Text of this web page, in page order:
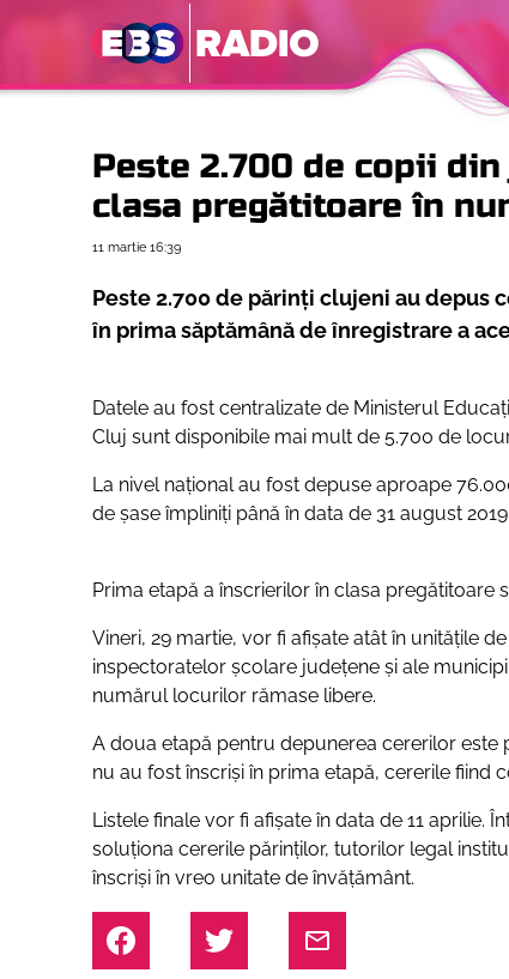
Peste 2.700 de copii
clasa pregătitoare în
11 martie 16:39
Peste 2.700 de părinți clujeni au depus
în prima săptămână de înregistrare a
Datele au fost centralizate de Ministerul
Cluj sunt disponibile mai mult de 5.700 de
La nivel național au fost depuse aproape
de șase împliniți până în data de 31 august
Prima etapă a înscrierilor în clasa pregătitoare
Vineri, 29 martie, vor fi afişate atât în unităţile
inspectoratelor şcolare judeţene și ale
numărul locurilor rămase libere.
A doua etapă pentru depunerea cererilor este
nu au fost înscriși în prima etapă, cererile fiind
Listele finale vor fi afișate în data de 11 aprilie.
soluționa cererile părinților, tutorilor legal
înscriși în vreo unitate de învățământ.